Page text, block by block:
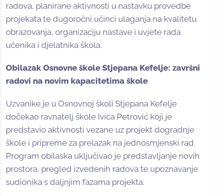
radova, planirane aktivnosti u nastavku provedbe
projekata te dugoročni učinci ulaganja na kvalitetu
obrazovanja, organizaciju nastave i uvjete rada
učenika i djelatnika škola.
Obilazak Osnovne škole Stjepana Kefelje: završni
radovi na novim kapacitetima škole
Uzvanike je u Osnovnoj školi Stjepana Kefelje
dočekao ravnatelj škole Ivica Petrović koji je
predstavio aktivnosti vezane uz projekt dogradnje
škole i pripreme za prelazak na jednosmjenski rad.
Program obilaska uključivao je predstavljanje novih
prostora, pregled izvedenih radova te upoznavanje
sudionika s daljnjim fazama projekta.